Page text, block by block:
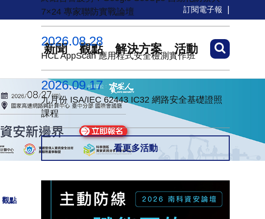
訂閱電子報
新聞 觀點 解決方案 活動
觀點
7×24 專家聯防實戰論壇
2026.08.28
HCL AppScan 應用程式安全檢測實作班
2026.09.17
九月份 ISA/IEC 62443 IC32 網路安全基礎證照
課程
看更多活動